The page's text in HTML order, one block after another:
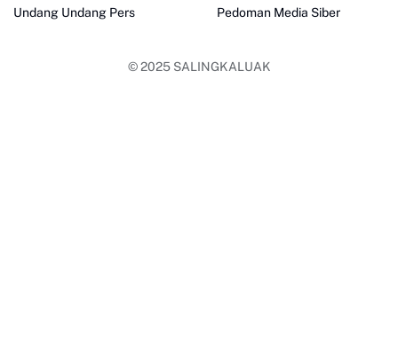
Undang Undang Pers Pedoman Media Siber
© 2025 SALINGKALUAK